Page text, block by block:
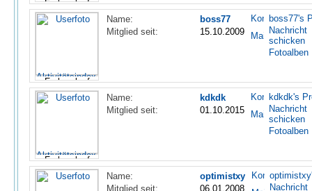
Name:
boss77
Mitglied seit:
15.10.2009
boss77's
Nachricht
schicken
Fotoalben
Name:
kdkdk
Mitglied seit:
01.10.2015
kdkdk's
Nachricht
schicken
Fotoalben
Name:
optimistxy
Mitglied seit:
06.01.2008
Nachricht